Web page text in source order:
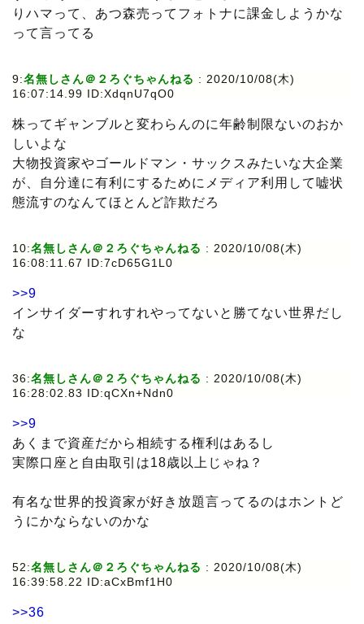
りハマって、あつ森売ってフォトナに課金しようかな
って言ってる
9:名無しさん＠２ろぐちゃんねる : 2020/10/08(木)
16:07:14.99 ID:XdqnU7qO0
株ってギャンブルと変わらんのに年齢制限ないのおか
しいよな
大物投資家やゴールドマン・サックスみたいな大企業
が、自分達に有利にするためにメディア利用して嘘状
態流すのなんてほとんど詐欺だろ
10:名無しさん＠２ろぐちゃんねる : 2020/10/08(木)
16:08:11.67 ID:7cD65G1L0
>>9
インサイダーすれすれやってないと勝てない世界だし
な
36:名無しさん＠２ろぐちゃんねる : 2020/10/08(木)
16:28:02.83 ID:qCXn+Ndn0
>>9
あくまで資産だから相続する権利はあるし
実際口座と自由取引は18歳以上じゃね？
有名な世界的投資家が好き放題言ってるのはホントど
うにかならないのかな
52:名無しさん＠２ろぐちゃんねる : 2020/10/08(木)
16:39:58.22 ID:aCxBmf1H0
>>36